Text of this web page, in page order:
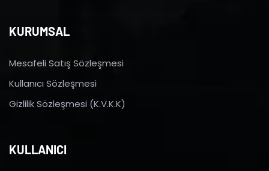
KURUMSAL
Mesafeli Satış Sözleşmesi
Kullanıcı Sözleşmesi
Gizlilik Sözleşmesi (K.V.K.K)
KULLANICI